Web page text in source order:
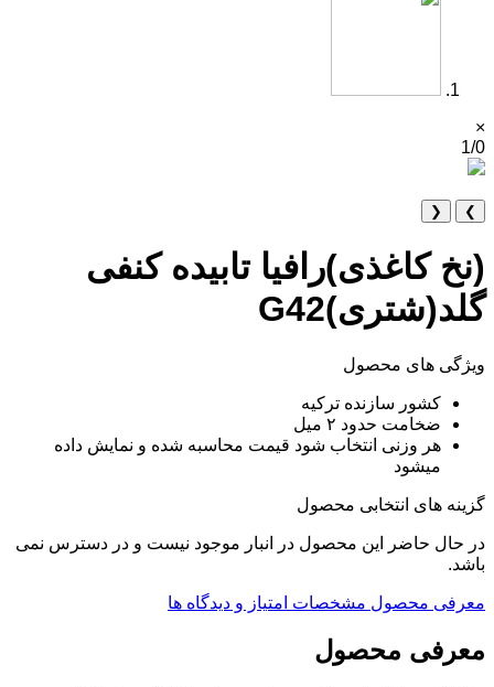
×
1/0
❯
❮
(نخ کاغذی)رافیا تابیده کنفی
گلد(شتری)G42
ویژگی های محصول
کشور سازنده ترکیه
ضخامت حدود ۲ میل
هر وزنی انتخاب شود قیمت محاسبه شده و نمایش داده
میشود
گزینه های انتخابی محصول
در حال حاضر این محصول در انبار موجود نیست و در دسترس نمی
باشد.
معرفی محصول مشخصات امتیاز و دیدگاه ها
معرفی محصول